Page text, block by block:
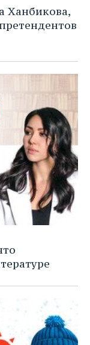
Ханбикова,